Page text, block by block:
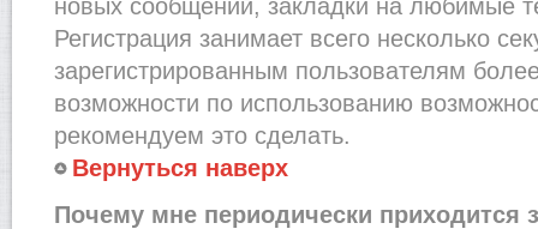
новых сообщений, закладки на любимые
Регистрация занимает всего несколько
зарегистрированным пользователям
возможности по использованию
рекомендуем это сделать.
Вернуться наверх
Почему мне периодически приходится